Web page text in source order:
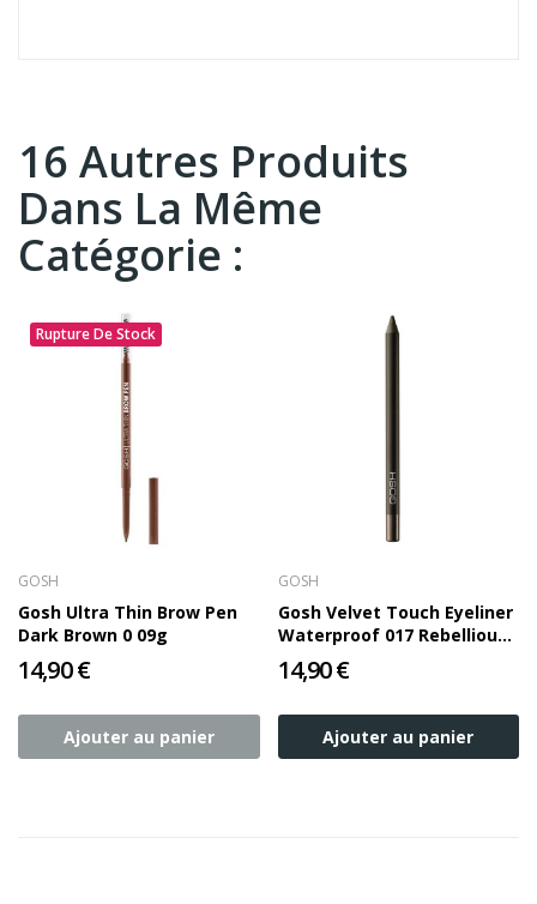
16 Autres Produits
Dans La Même
Catégorie :
Rupture De Stock
GOSH
Gosh Ultra Thin Brow Pen
Dark Brown 0 09g
14,90 €
Ajouter au panier
GOSH
Gosh Velvet Touch Eyeliner
Waterproof 017 Rebellious
Brown
14,90 €
Ajouter au panier